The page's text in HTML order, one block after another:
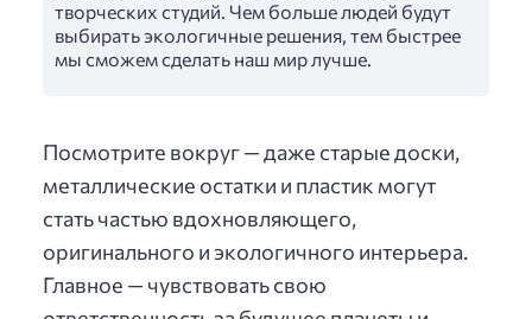
творческих студий. Чем больше людей будут
выбирать экологичные решения, тем быстрее
мы сможем сделать наш мир лучше.
Посмотрите вокруг — даже старые доски,
металлические остатки и пластик могут
стать частью вдохновляющего,
оригинального и экологичного интерьера.
Главное — чувствовать свою